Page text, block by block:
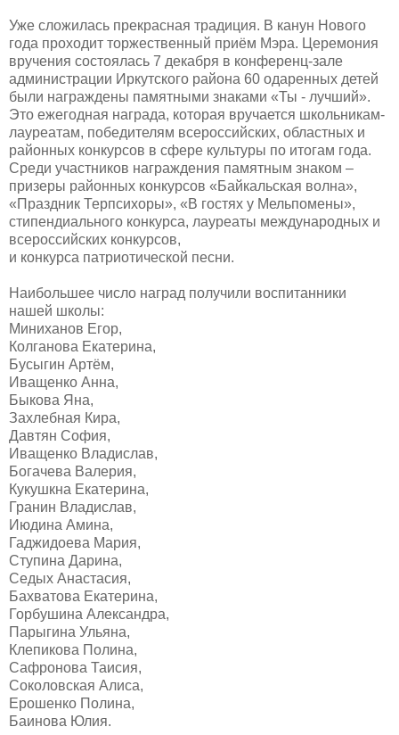
Уже сложилась прекрасная традиция. В канун Нового
года проходит торжественный приём Мэра. Церемония
вручения состоялась 7 декабря в конференц-зале
администрации Иркутского района 60 одаренных детей
были награждены памятными знаками «Ты - лучший».
Это ежегодная награда, которая вручается школьникам-
лауреатам, победителям всероссийских, областных и
районных конкурсов в сфере культуры по итогам года.
Среди участников награждения памятным знаком –
призеры районных конкурсов «Байкальская волна»,
«Праздник Терпсихоры», «В гостях у Мельпомены»,
стипендиального конкурса, лауреаты международных и
всероссийских конкурсов,
и конкурса патриотической песни.
Наибольшее число наград получили воспитанники
нашей школы:
Миниханов Егор,
Колганова Екатерина,
Бусыгин Артём,
Иващенко Анна,
Быкова Яна,
Захлебная Кира,
Давтян София,
Иващенко Владислав,
Богачева Валерия,
Кукушкна Екатерина,
Гранин Владислав,
Июдина Амина,
Гаджидоева Мария,
Ступина Дарина,
Седых Анастасия,
Бахватова Екатерина,
Горбушина Александра,
Парыгина Ульяна,
Клепикова Полина,
Сафронова Таисия,
Соколовская Алиса,
Ерошенко Полина,
Баинова Юлия.